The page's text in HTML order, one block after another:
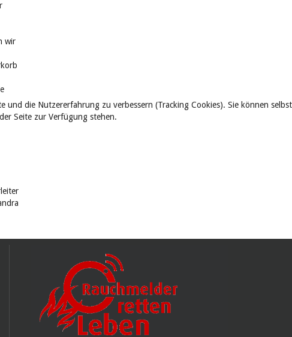
wir
und die Nutzererfahrung zu verbessern (Tracking Cookies). Sie können selbst
Seite zur Verfügung stehen.